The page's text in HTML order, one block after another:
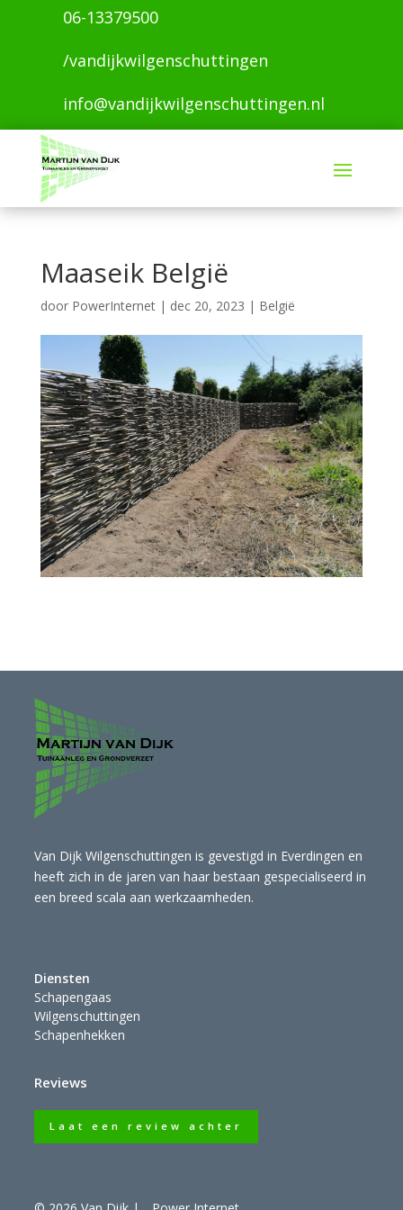
06-13379500
/vandijkwilgenschuttingen
info@vandijkwilgenschuttingen.nl
Maaseik België
door PowerInternet| dec 20, 2023 | België
Van Dijk Wilgenschuttingen is gevestigd in Everdingen en
heeft zich in de jaren van haar bestaan gespecialiseerd in
een breed scala aan werkzaamheden.
Diensten
Schapengaas
Wilgenschuttingen
Schapenhekken
Reviews
Laat een review achter